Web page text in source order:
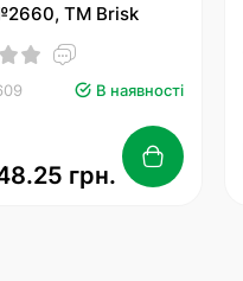
ТМ Brisk
В наявності
грн.